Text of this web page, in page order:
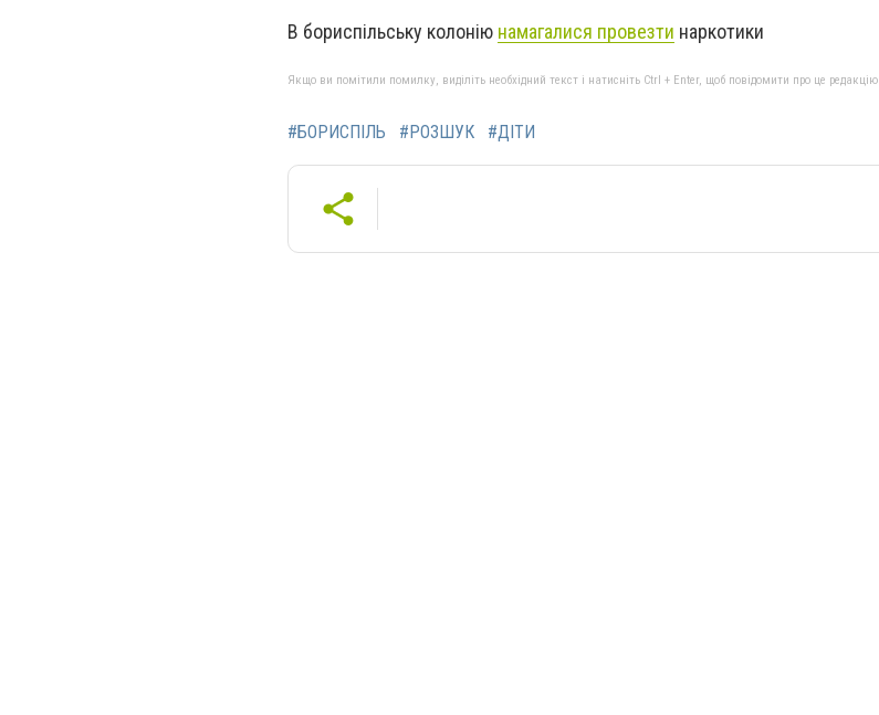
В бориспільську колонію намагалися провезти наркотики
Якщо ви помітили помилку, виділіть необхідний текст і натисніть Ctrl + Enter, щоб повідомити про це редакцію
#БОРИСПІЛЬ #РОЗШУК #ДІТИ